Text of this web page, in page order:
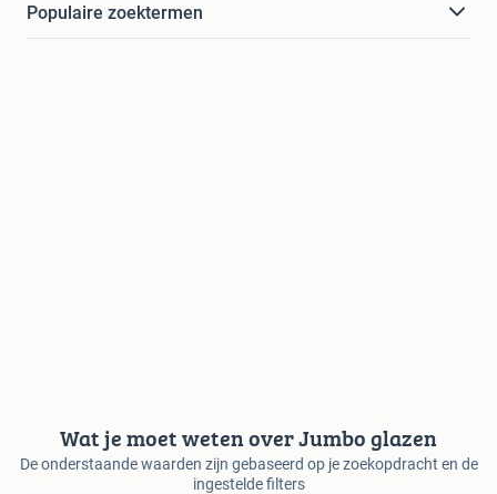
Populaire zoektermen
Wat je moet weten over Jumbo glazen
De onderstaande waarden zijn gebaseerd op je zoekopdracht en de
ingestelde filters